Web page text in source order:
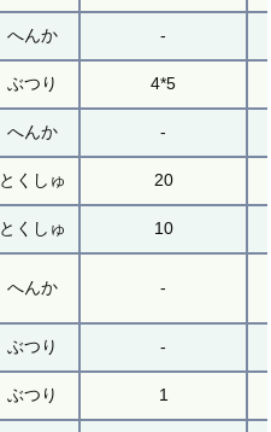
へんか -
ぶつり 4*5
へんか -
とくしゅ 20
とくしゅ 10
へんか -
ぶつり -
ぶつり 1